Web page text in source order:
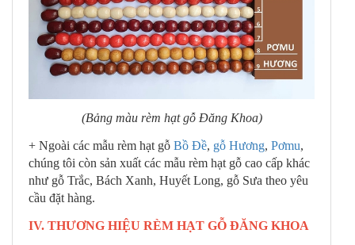
(Bảng màu rèm hạt gỗ Đăng Khoa)
+ Ngoài các mẫu rèm hạt gỗ Bồ Đề, gỗ Hương, Pơmu,
chúng tôi còn sản xuất các mẫu rèm hạt gỗ cao cấp khác
như gỗ Trắc, Bách Xanh, Huyết Long, gỗ Sưa theo yêu
cầu đặt hàng.
IV. THƯƠNG HIỆU RÈM HẠT GỖ ĐĂNG KHOA